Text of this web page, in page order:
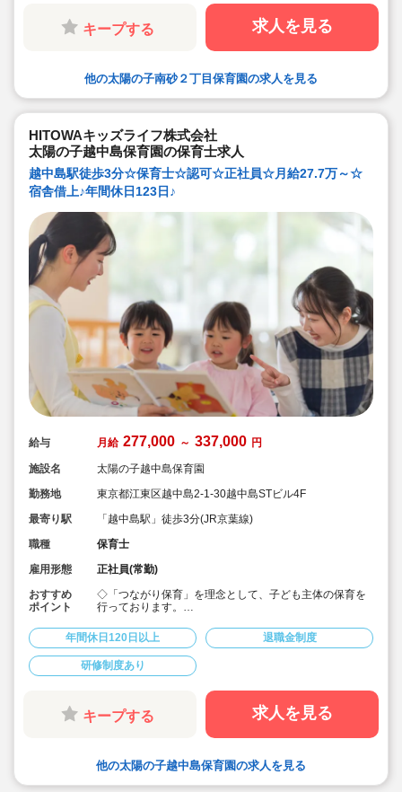
◇多彩なキャリアアップ研修 / 年間100以上実施 / 充実し
たバックアップ！
キープする 求人を見る
他の太陽の子南砂２丁目保育園の求人を見る
HITOWAキッズライフ株式会社
太陽の子越中島保育園の保育士求人
越中島駅徒歩3分☆保育士☆認可☆正社員☆月給27.7万～☆
宿舎借上♪年間休日123日♪
給与 月給 277,000 ～ 337,000 円
施設名
太陽の子越中島保育園
勤務地
東京都江東区越中島2-1-30越中島STビル4F
最寄り駅
「越中島駅」徒歩3分(JR京葉線)
職種
保育士
雇用形態
正社員(常勤)
おすすめ
ポイント
◇「つながり保育」を理念として、子ども主体の保育を
行っております。
あり♪
◇残業ゼロ推進 / 持ち帰り残業禁止 / 残業代は1分単位で
支給！
◇年間休日123日から / プライベートも充実 / 12連休取得
◇多彩なキャリアアップ研修 / 年間100以上実施 / 充実し
たバックアップ！
年間休日120日以上 退職金制度
研修制度あり
キープする 求人を見る
他の太陽の子越中島保育園の求人を見る